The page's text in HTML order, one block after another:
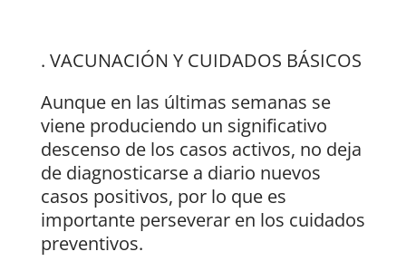
. VACUNACIÓN Y CUIDADOS BÁSICOS
Aunque en las últimas semanas se
viene produciendo un significativo
descenso de los casos activos, no deja
de diagnosticarse a diario nuevos
casos positivos, por lo que es
importante perseverar en los cuidados
preventivos.